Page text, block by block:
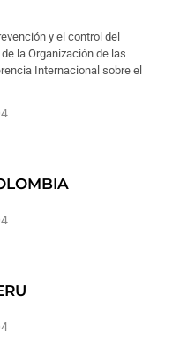
y el control del
la Organización de las
Internacional sobre el